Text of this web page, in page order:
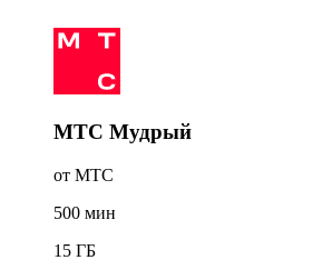
МТС Мудрый
от МТС
500 мин
15 ГБ